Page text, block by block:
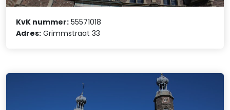
KvK nummer: 55571018
Adres: Grimmstraat 33